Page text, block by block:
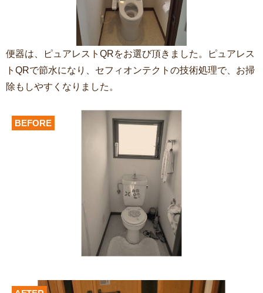
便器は、ピュアレストQRをお選び頂きました。ピュアレス
トQRで節水になり、セフィオンテクトの技術処理で、お掃
除もしやすくなりました。
BEFORE